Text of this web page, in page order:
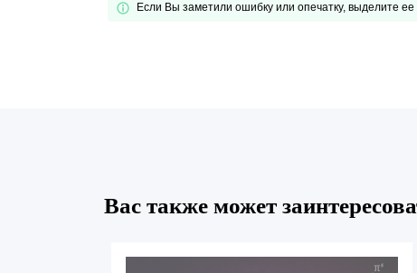
Если Вы заметили ошибку или опечатку, выделите
Вас также может